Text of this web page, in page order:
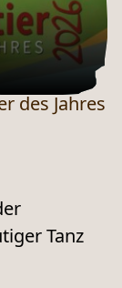
des Jahres
Tanz